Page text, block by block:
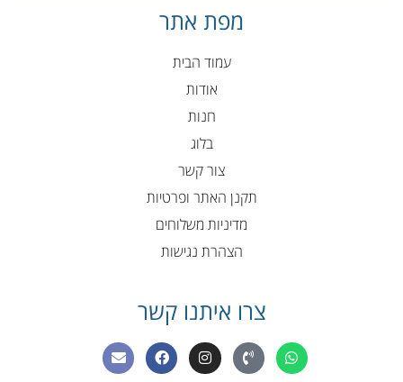
מפת אתר
עמוד הבית
אודות
חנות
בלוג
צור קשר
תקנן האתר ופרטיות
מדיניות משלוחים
הצהרת נגישות
צרו איתנו קשר
W
h
a
P
h
o
I
n
s
F
a
c
E
n
v